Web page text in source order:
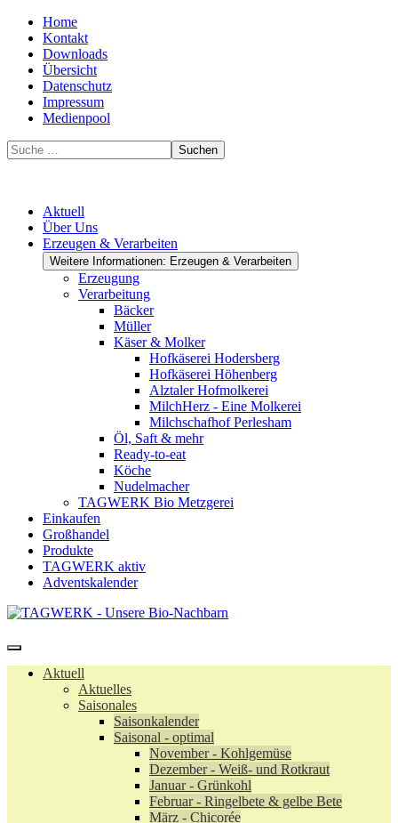
Home
Kontakt
Downloads
Übersicht
Datenschutz
Impressum
Medienpool
Suchen
Aktuell
Über Uns
Erzeugen & Verarbeiten
Weitere Informationen: Erzeugen & Verarbeiten
Erzeugung
Verarbeitung
Bäcker
Müller
Käser & Molker
Hofkäserei Hodersberg
Hofkäserei Höhenberg
Alztaler Hofmolkerei
MilchHerz - Eine Molkerei
Milchschafhof Perlesham
Öl, Saft & mehr
Ready-to-eat
Köche
Nudelmacher
TAGWERK Bio Metzgerei
Einkaufen
Großhandel
Produkte
TAGWERK aktiv
Adventskalender
Aktuell
Aktuelles
Saisonales
Saisonkalender
Saisonal - optimal
November - Kohlgemüse
Dezember - Weiß- und Rotkraut
Januar - Grünkohl
Februar - Ringelbete & gelbe Bete
März - Chicorée